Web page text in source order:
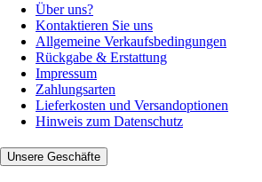
Über uns?
Kontaktieren Sie uns
Allgemeine Verkaufsbedingungen
Rückgabe & Erstattung
Impressum
Zahlungsarten
Lieferkosten und Versandoptionen
Hinweis zum Datenschutz
Unsere Geschäfte